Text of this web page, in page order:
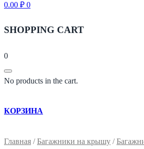
0.00 ₽ 0
SHOPPING CART
0
No products in the cart.
КОРЗИНА
Главная /Багажники на крышу /